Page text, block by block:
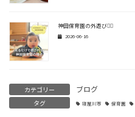
神田保育園の外遊び🏃‍♂️
2026-06-16
カテゴリー ブログ
タグ 寝屋川市 保育園